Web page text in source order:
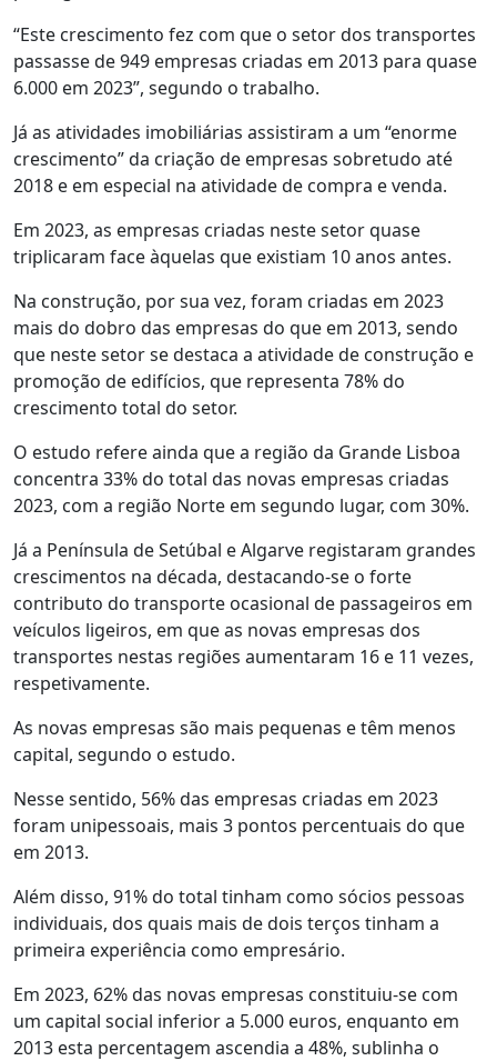
“Este crescimento fez com que o setor dos transportes
passasse de 949 empresas criadas em 2013 para quase
6.000 em 2023”, segundo o trabalho.
Já as atividades imobiliárias assistiram a um “enorme
crescimento” da criação de empresas sobretudo até
2018 e em especial na atividade de compra e venda.
Em 2023, as empresas criadas neste setor quase
triplicaram face àquelas que existiam 10 anos antes.
Na construção, por sua vez, foram criadas em 2023
mais do dobro das empresas do que em 2013, sendo
que neste setor se destaca a atividade de construção e
promoção de edifícios, que representa 78% do
crescimento total do setor.
O estudo refere ainda que a região da Grande Lisboa
concentra 33% do total das novas empresas criadas
2023, com a região Norte em segundo lugar, com 30%.
Já a Península de Setúbal e Algarve registaram grandes
crescimentos na década, destacando-se o forte
contributo do transporte ocasional de passageiros em
veículos ligeiros, em que as novas empresas dos
transportes nestas regiões aumentaram 16 e 11 vezes,
respetivamente.
As novas empresas são mais pequenas e têm menos
capital, segundo o estudo.
Nesse sentido, 56% das empresas criadas em 2023
foram unipessoais, mais 3 pontos percentuais do que
em 2013.
Além disso, 91% do total tinham como sócios pessoas
individuais, dos quais mais de dois terços tinham a
primeira experiência como empresário.
Em 2023, 62% das novas empresas constituiu-se com
um capital social inferior a 5.000 euros, enquanto em
2013 esta percentagem ascendia a 48%, sublinha o